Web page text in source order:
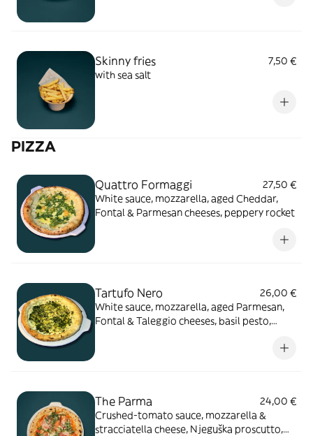
Skinny fries
7,50 €
with sea salt
PIZZA
Quattro Formaggi
27,50 €
White sauce, mozzarella, aged Cheddar,
Fontal & Parmesan cheeses, peppery rocket
Tartufo Nero
26,00 €
White sauce, mozzarella, aged Parmesan,
Fontal & Taleggio cheeses, basil pesto,
The Parma
24,00 €
Crushed-tomato sauce, mozzarella &
stracciatella cheese, Njeguška proscutto,